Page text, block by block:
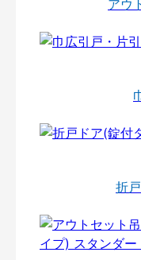
アウ
折